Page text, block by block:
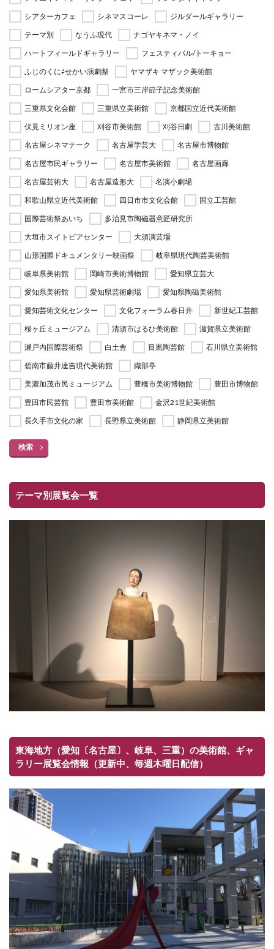
シアターカフェ
シネマスコーレ
ジルダールギャラリー
テーマ別
なうふ現代
ナゴヤキネマ・ノイ
ハートフィールドギャラリー
フェスティバル/トーキョー
ふじのくに⇄せかい演劇祭
ヤマザキ マザック美術館
ロームシアター京都
一宮市三岸節子記念美術館
三重県文化会館
三重県立美術館
京都国立近代美術館
伏見ミリオン座
刈谷市美術館 刈谷日劇
古川美術館
名古屋シネマテーク
名古屋学芸大
名古屋市博物館
名古屋市民ギャラリー
名古屋市美術館
名古屋画廊
名古屋芸術大
名古屋造形大
名演小劇場
和歌山県立近代美術館
四日市市文化会館
国立工芸館
国際芸術祭あいち
多治見市陶磁器意匠研究所
大垣市スイトピアセンター
大須演芸場
山形国際ドキュメンタリー映画祭
岐阜県現代陶芸美術館
岐阜県美術館
岡崎市美術博物館
愛知県立芸大
愛知県美術館
愛知県芸術劇場
愛知県陶磁美術館
愛知芸術文化センター
文化フォーラム春日井
新世紀工芸館
桜ヶ丘ミュージアム
清須市はるひ美術館
滋賀県立美術館
瀬戸内国際芸術祭
白土舎 目黒陶芸館
石川県立美術館
碧南市藤井達吉現代美術館
織部亭
美濃加茂市民ミュージアム
豊橋市美術博物館
豊田市博物館
豊田市民芸館
豊田市美術館
金沢21世紀美術館
長久手市文化の家
長野県立美術館 静岡県立美術館
検索
テーマ別展覧会一覧
東海地方（愛知〔名古屋〕、岐阜、三重）の美術館、ギャ
ラリー展覧会情報（更新中、毎週木曜日配信）